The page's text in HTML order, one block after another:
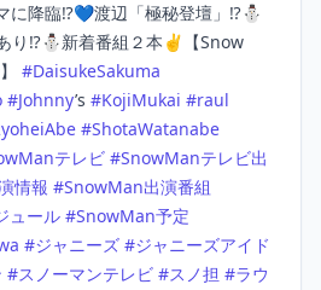
降臨⁉️💙渡辺「極秘登壇」⁉️⛄
り⁉️⛄新着番組２本✌【Snow
#DaisukeSakuma
#Johnny’s #KojiMukai #raul
#ShotaWatanabe
テレビ #SnowManテレビ出
情報 #SnowMan出演番組
ュール #SnowMan予定
#ジャニーズ #ジャニーズアイド
#スノーマンテレビ #スノ担 #ラウ